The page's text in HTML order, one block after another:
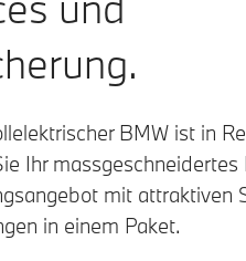
BMW ist in
Ihr
mit attraktiven
in einem Paket.